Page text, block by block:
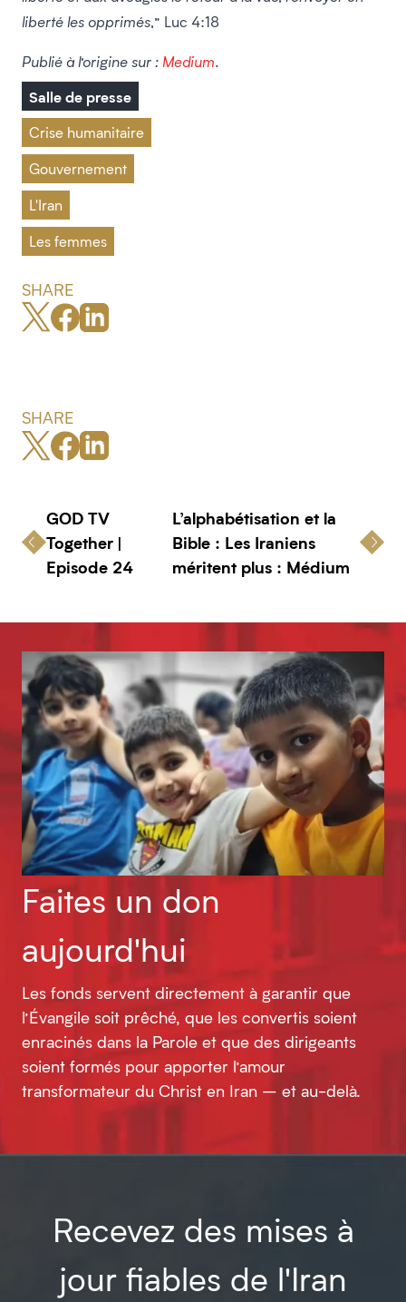
liberté les opprimés,” Luc 4:18
Publié à l’origine sur : Medium.
Salle de presse
Crise humanitaire
Gouvernement
L'Iran
Les femmes
SHARE
SHARE
GOD TV
Together |
Episode 24
L’alphabétisation et la
Bible : Les Iraniens
méritent plus : Médium
Faites un don
aujourd'hui
Les fonds servent directement à garantir que
l’Évangile soit prêché, que les convertis soient
enracinés dans la Parole et que des dirigeants
soient formés pour apporter l’amour
transformateur du Christ en Iran – et au-delà.
Recevez des mises à
jour fiables de l'Iran